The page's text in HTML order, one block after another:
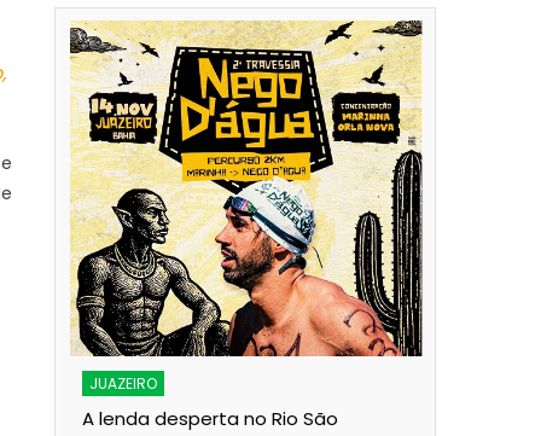
JUAZEIRO
A lenda desperta no Rio São